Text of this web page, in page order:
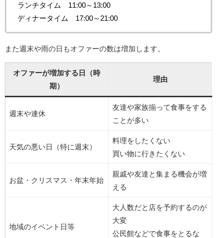
ランチタイム 11:00～13:00
ディナータイム 17:00～21:00
また週末や雨の日もオファーの数は増加します。
オファーが増加する日（時
期）
理由
週末や連休
友達や家族揃って食事をする
ことが多い
天気の悪い日（特に週末）
料理をしたくない
買い物に行きたくない
お盆・クリスマス・年末年始
親戚や友達と集まる機会が増
える
地域のイベント日等
大人数だと店を予約するのが
大変
公民館などで食事をとるな